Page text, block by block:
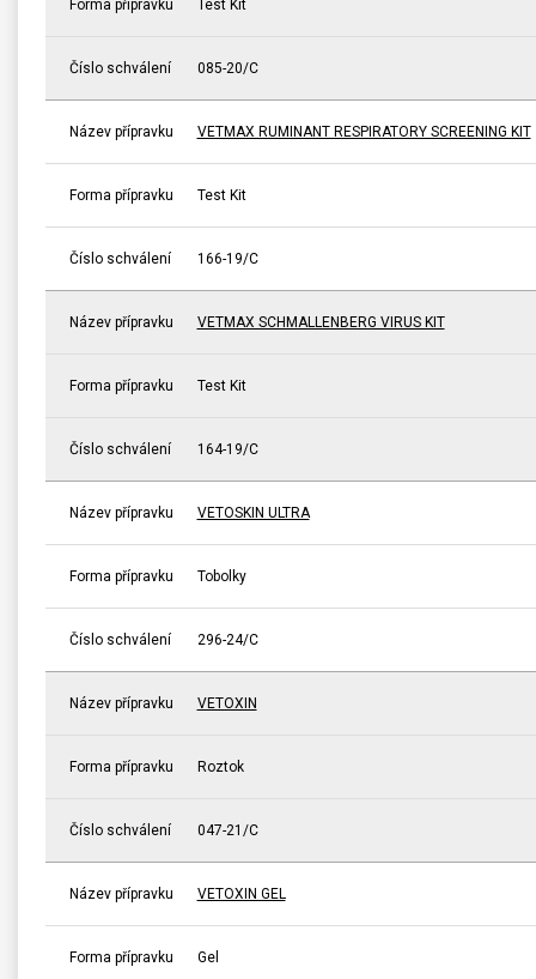
Forma přípravku Test Kit
Číslo schválení 085-20/C
Název přípravku VETMAX RUMINANT RESPIRATORY SCREENING KIT
Forma přípravku Test Kit
Číslo schválení 166-19/C
Název přípravku VETMAX SCHMALLENBERG VIRUS KIT
Forma přípravku Test Kit
Číslo schválení 164-19/C
Název přípravku VETOSKIN ULTRA
Forma přípravku Tobolky
Číslo schválení 296-24/C
Název přípravku VETOXIN
Forma přípravku Roztok
Číslo schválení 047-21/C
Název přípravku VETOXIN GEL
Forma přípravku Gel